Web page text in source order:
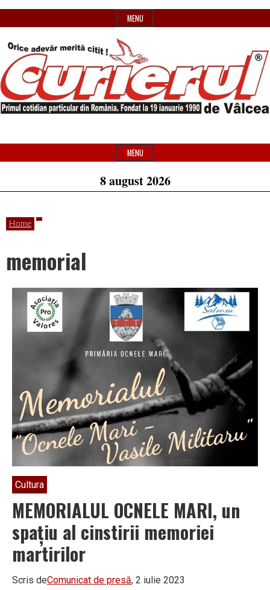
to
MENU
Curierul
de
Vâlcea
din
România
Header
Widget
MENU
8 august 2026
Home
memorial
Cultura
MEMORIALUL OCNELE MARI, un
spațiu al cinstirii memoriei
martirilor
Scris deComunicat de presă, 2 iulie 2023